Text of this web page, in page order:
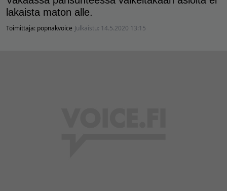
lakaista maton alle.
Toimittaja: popnakvoice Julkaistu: 14.5.2020 13:15